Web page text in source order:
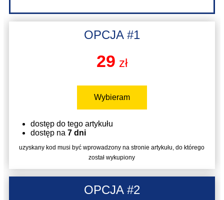
OPCJA #1
29 zł
Wybieram
dostęp do tego artykułu
dostęp na 7 dni
uzyskany kod musi być wprowadzony na stronie artykułu, do którego
został wykupiony
OPCJA #2